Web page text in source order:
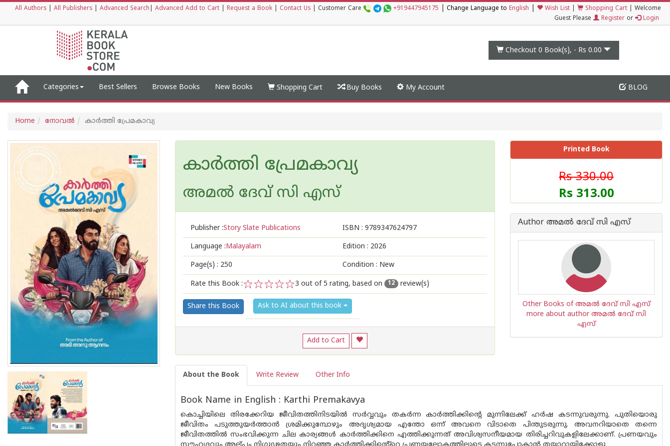
All Authors All Publishers Advanced Search Advanced Add to Cart Request a Book Contact Us Customer Care +919447945175 Change Language to English Wish List Shopping Cart
Welcome
Guest Please
Register or Login
Checkout 0 Book(s), - Rs 0.00
Categories Best Sellers Browse Books New Books Shopping Cart Buy Books My Account BLOG
Home നോവല്‍ കാർത്തി പ്രേമകാവ്യ
കാർത്തി പ്രേമകാവ്യ
അമൽ ദേവ് സി എസ്
Publisher :Story Slate Publications ISBN : 9789347624797
Language :Malayalam Edition : 2026
Page(s) : 250 Condition : New
Rate this Book :
5
4
3
2
1
3 out of 5 rating, based on 12 review(s)
Share this Book Ask to AI about this book
Add to Cart
Printed Book
Rs 330.00
Rs 313.00
Author അമൽ ദേവ് സി എസ്
Other Books of അമൽ ദേവ് സി എസ്
more about author അമൽ ദേവ് സി
എസ്
About the Book Write Review Other Info
Book Name in English : Karthi Premakavya
കൊച്ചിയിലെ തിരക്കേറിയ ജീവിതത്തിനിടയിൽ സർവ്വവും തകർന്ന കാർത്തിക്കിൻ്റെ മുന്നിലേക്ക് ഹർഷ കടന്നുവരുന്നു. പുതിയൊരു
ജീവിതം പടുത്തുയർത്താൻ ശ്രമിക്കുമ്പോഴും അദൃശ്യമായ എന്തോ ഒന്ന് അവനെ വിടാതെ പിന്തുടരുന്നു. അവനറിയാതെ തന്നെ
ജീവിതത്തിൽ സംഭവിക്കുന്ന ചില കാര്യങ്ങൾ കാർത്തിക്കിനെ എത്തിക്കുന്നത് അവിശ്വസനീയമായ തിരിച്ചറിവുകളിലേക്കാണ്. പ്രണയവും